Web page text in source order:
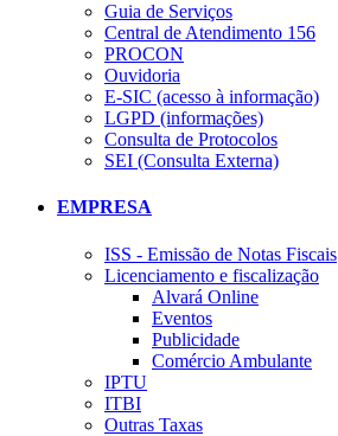
Guia de Serviços
Central de Atendimento 156
PROCON
Ouvidoria
E-SIC (acesso à informação)
LGPD (informações)
Consulta de Protocolos
SEI (Consulta Externa)
EMPRESA
ISS - Emissão de Notas Fiscais
Licenciamento e fiscalização
Alvará Online
Eventos
Publicidade
Comércio Ambulante
IPTU
ITBI
Outras Taxas